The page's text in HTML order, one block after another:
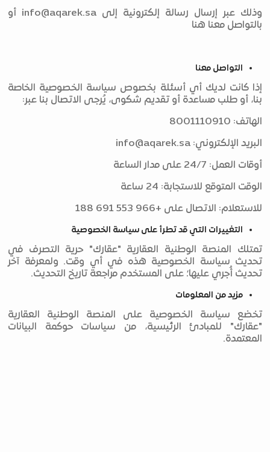
وذلك عبر إرسال رسالة إلكترونية إلى info@aqarek.sa أو
بالتواصل معنا هنا
التواصل معنا
إذا كانت لديك أي أسئلة بخصوص سياسة الخصوصية الخاصة
بنا، أو طلب مساعدة أو تقديم شكوى، يُرجى الاتصال بنا عبر:
الهاتف: 8001110910
البريد الإلكتروني: info@aqarek.sa
أوقات العمل: 24/7 على مدار الساعة
الوقت المتوقع للاستجابة: 24 ساعة
للاستعلام: الاتصال على +966 553 691 188
التغييرات التي قد تطرأ على سياسة الخصوصية
تمتلك المنصة الوطنية العقارية "عقارك" حرية التصرف في
تحديث سياسة الخصوصية هذه في أي وقت. ولمعرفة آخر
تحديث أُجري عليها؛ على المستخدم مراجعة تاريخ التحديث.
مزيد من المعلومات
تخضع سياسة الخصوصية على المنصة الوطنية العقارية
"عقارك" للمبادئ الرئيسية، من سياسات حوكمة البيانات
المعتمدة.